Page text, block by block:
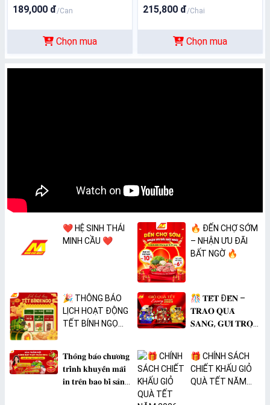
189,000 đ/Can
Chọn mua
215,800 đ/Chai
Chọn mua
❤️ HỆ SINH THÁI
MINH CẦU ❤️
🔥 ĐẾN CHỢ SỚM
– NHẬN ƯU ĐÃI
BẤT NGỜ 🔥
🎉 THÔNG BÁO
LỊCH HOẠT ĐỘNG
TẾT BÍNH NGỌ
🎊 𝐓𝐄̂́𝐓 Đ𝐄̂́𝐍 –
𝐓𝐑𝐀𝐎 𝐐𝐔𝐀̀
𝐒𝐀𝐍𝐆, 𝐆𝐔̛̉𝐈 𝐓𝐑𝐎̣𝐍
𝐓𝐡𝐨̂𝐧𝐠 𝐛𝐚́𝐨 𝐜𝐡𝐮̛𝐨̛𝐧𝐠
𝐭𝐫𝐢̀𝐧𝐡 𝐤𝐡𝐮𝐲𝐞̂́𝐧 𝐦𝐚̃𝐢
𝐢𝐧 𝐭𝐫𝐞̂𝐧 𝐛𝐚𝐨 𝐛𝐢̀ 𝐬𝐚̉𝐧
🎁 CHÍNH SÁCH
CHIẾT KHẤU GIỎ
QUÀ TẾT NĂM